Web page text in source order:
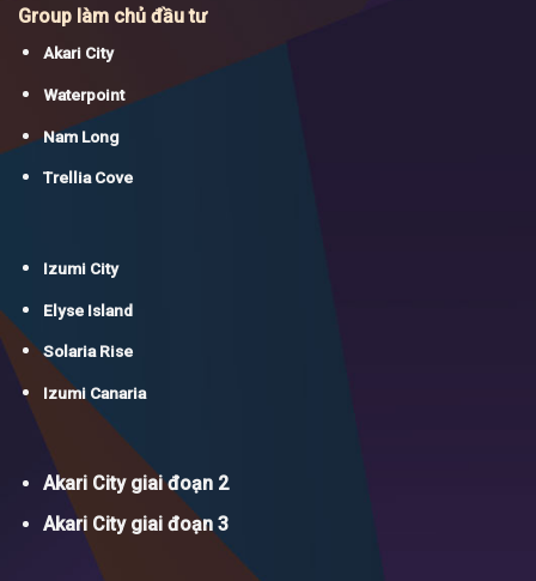
Group làm chủ đầu tư
Akari City
Waterpoint
Nam Long
Trellia Cove
Izumi City
Elyse Island
Solaria Rise
Izumi Canaria
Akari City giai đoạn 2
Akari City giai đoạn 3